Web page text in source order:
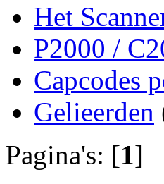
Het
P2000 /
Capcodes
Gelieerden
Pagina's: [1]